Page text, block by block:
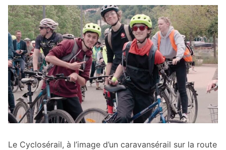
Le Cyclosérail, à l’image d’un caravansérail sur la route